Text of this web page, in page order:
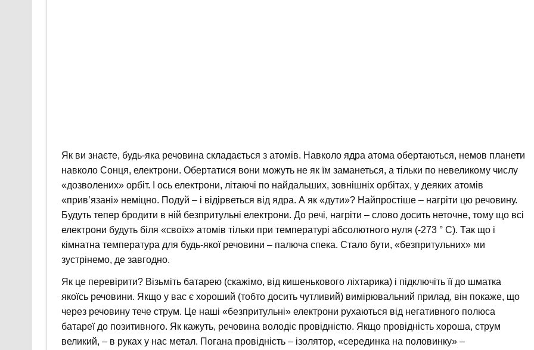
Як ви знаєте, будь-яка речовина складається з атомів. Навколо ядра атома обертаються, немов планети
навколо Сонця, електрони. Обертатися вони можуть не як їм заманеться, а тільки по невеликому числу
«дозволених» орбіт. І ось електрони, літаючі по найдальших, зовнішніх орбітах, у деяких атомів
«прив’язані» неміцно. Подуй – і відірветься від ядра. А як «дути»? Найпростіше – нагріти цю речовину.
Будуть тепер бродити в ній безпритульні електрони. До речі, нагріти – слово досить неточне, тому що всі
електрони будуть біля «своїх» атомів тільки при температурі абсолютного нуля (-273 ° С). Так що і
кімнатна температура для будь-якої речовини – палюча спека. Стало бути, «безпритульних» ми
зустрінемо, де завгодно.
Як це перевірити? Візьміть батарею (скажімо, від кишенькового ліхтарика) і підключіть її до шматка
якоїсь речовини. Якщо у вас є хороший (тобто досить чутливий) вимірювальний прилад, він покаже, що
через речовину тече струм. Це наші «безпритульні» електрони рухаються від негативного полюса
батареї до позитивного. Як кажуть, речовина володіє провідністю. Якщо провідність хороша, струм
великий, – в руках у нас метал. Погана провідність – ізолятор, «серединка на половинку» –